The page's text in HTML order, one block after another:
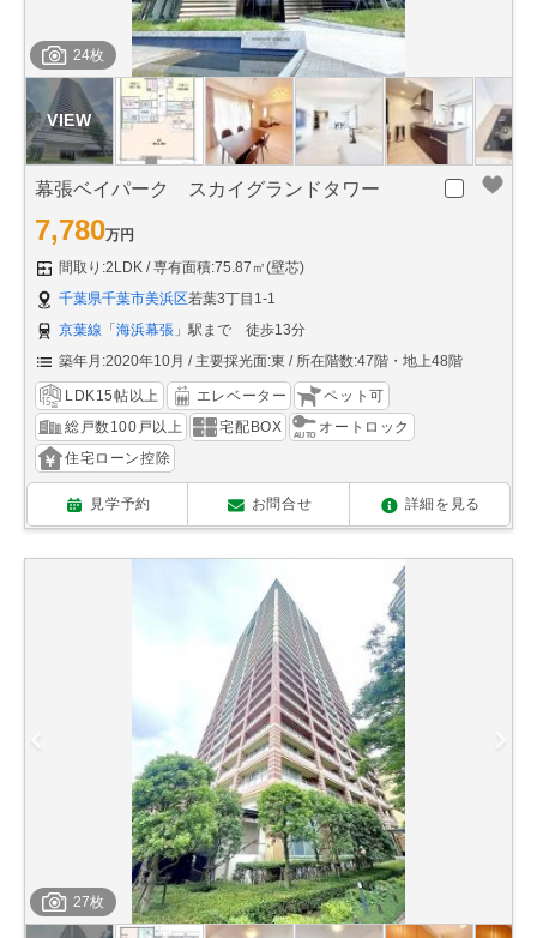
24枚
幕張ベイパーク スカイグランドタワー
7,780万円
間取り:2LDK
専有面積:75.87㎡(壁芯)
千葉県千葉市美浜区若葉3丁目1-1
京葉線 「海浜幕張 」駅まで 徒歩13分
築年月:2020年10月
主要採光面:東 所在階数:47階・地上48階
LDK15帖以上 エレベーター
ペット可
総戸数100戸以上
宅配BOX
オートロック
住宅ローン控除
見学予約 お問合せ 詳細を見る
27枚